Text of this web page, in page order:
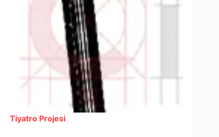
Tiyatro Projesi